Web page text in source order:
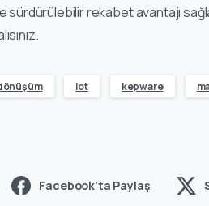
sürdürülebilir rekabet avantajı
iot kepware
Facebook'ta Paylaş